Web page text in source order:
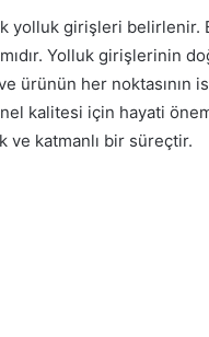
yolluk girişleri
Yolluk girişlerinin
ürünün her noktasının
kalitesi için hayati
ve katmanlı bir süreçtir.